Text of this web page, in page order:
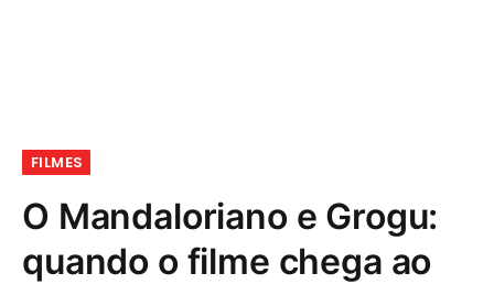
FILMES
O Mandaloriano e Grogu:
quando o filme chega ao